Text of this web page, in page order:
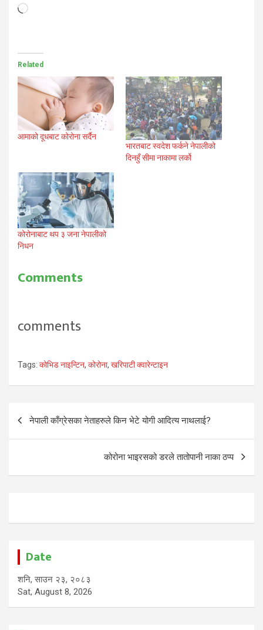
Loading…
Related
आमाको दूधबाट कोरोना सर्दैन
भारतबाट स्वदेश फर्कने नेपालीको
दिनहुँ सीमा नाकामा लर्को
कोरोनाबाट थप ३ जना नेपालीको
निधन
Comments
comments
Tags: कोभिड नाइन्टिन, कोरोना, खरिपाटी क्वारेन्टाइन
Post
navigation
नेपाली काँग्रेसका नेताहरुले किन भेटे योगी आदित्य नाथलाई?
कोरोना भाइरसको डरले तातोपानी नाका ठप्प
Date
शनि, साउन २३, २०८३
Sat, August 8, 2026